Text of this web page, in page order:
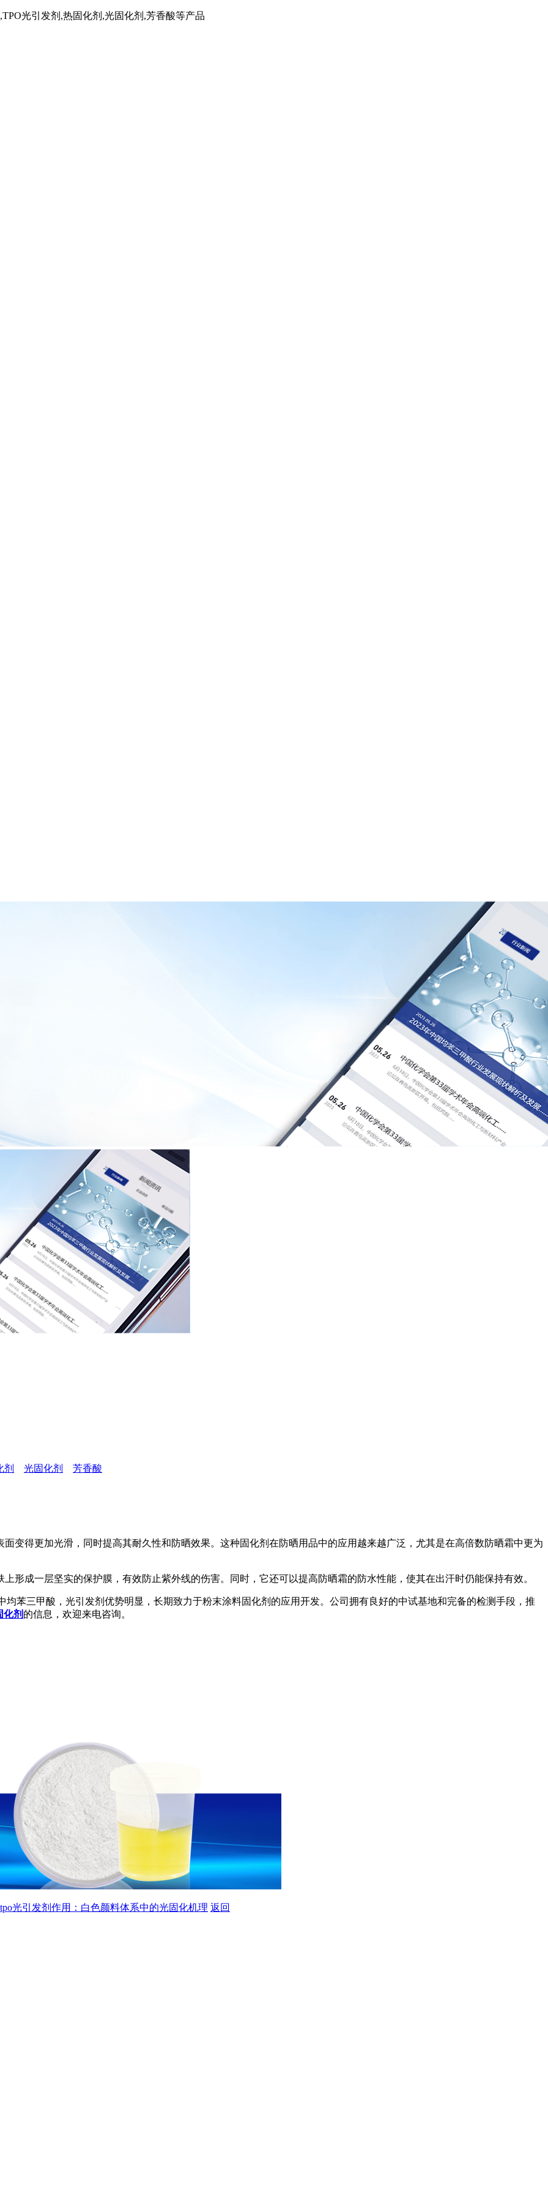
光引发剂,热固化剂,光固化剂,芳香酸等产品
剂 光固化剂 芳香酸
变得更加光滑，同时提高其耐久性和防晒效果。这种固化剂在防晒用品中的应用越来越广泛，尤其是在高倍数防晒霜中更为
成一层坚实的保护膜，有效防止紫外线的伤害。同时，它还可以提高防晒霜的防水性能，使其在出汗时仍能保持有效。
三甲酸，光引发剂优势明显，长期致力于粉末涂料固化剂的应用开发。公司拥有良好的中试基地和完备的检测手段，推
化剂 的信息，欢迎来电咨询。
光引发剂作用：白色颜料体系中的光固化机理 返回